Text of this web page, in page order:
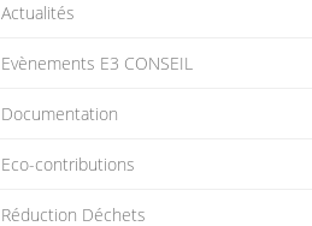
Actualités
Evènements E3 CONSEIL
Documentation
Eco-contributions
Réduction Déchets